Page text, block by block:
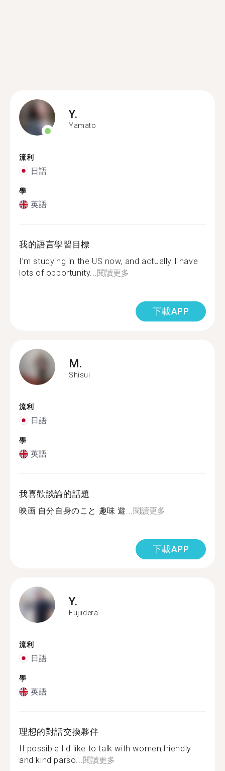
Y.
Yamato
流利
日語
學
英語
我的語言學習目標
I’m studying in the US now, and actually I have
lots of opportunity...閱讀更多
下載APP
M.
Shisui
流利
日語
學
英語
我喜歡談論的話題
映画 自分自身のこと 趣味 遊...閱讀更多
下載APP
Y.
Fujiidera
流利
日語
學
英語
理想的對話交換夥伴
If possible I'd like to talk with women,friendly
and kind parso...閱讀更多